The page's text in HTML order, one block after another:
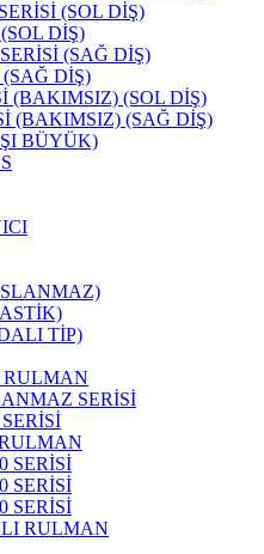
(SOL DİŞ)
DİŞ)
(SAĞ DİŞ)
(SAĞ DİŞ)
(BAKIMSIZ) (SOL DİŞ)
(BAKIMSIZ) (SAĞ DİŞ)
BÜYÜK)
TİP)
RULMAN
SERİSİ
SERİSİ
SERİSİ
SERİSİ
RULMAN